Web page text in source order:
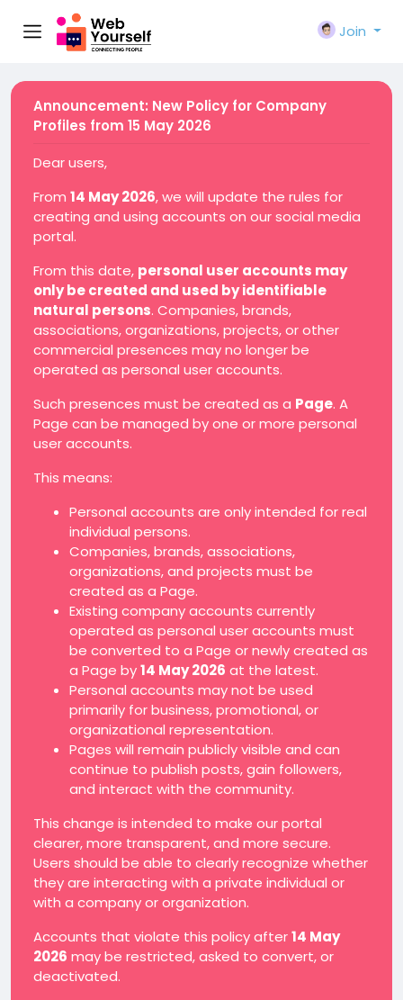
Join
Announcement: New Policy for Company
Profiles from 15 May 2026
Dear users,
From 14 May 2026, we will update the rules for
creating and using accounts on our social media
portal.
From this date, personal user accounts may
only be created and used by identifiable
natural persons. Companies, brands,
associations, organizations, projects, or other
commercial presences may no longer be
operated as personal user accounts.
Such presences must be created as a Page. A
Page can be managed by one or more personal
user accounts.
This means:
Personal accounts are only intended for real
individual persons.
Companies, brands, associations,
organizations, and projects must be
created as a Page.
Existing company accounts currently
operated as personal user accounts must
be converted to a Page or newly created as
a Page by14 May 2026 at the latest.
Personal accounts may not be used
primarily for business, promotional, or
organizational representation.
Pages will remain publicly visible and can
continue to publish posts, gain followers,
and interact with the community.
This change is intended to make our portal
clearer, more transparent, and more secure.
Users should be able to clearly recognize whether
they are interacting with a private individual or
with a company or organization.
Accounts that violate this policy after14 May
2026 may be restricted, asked to convert, or
deactivated.